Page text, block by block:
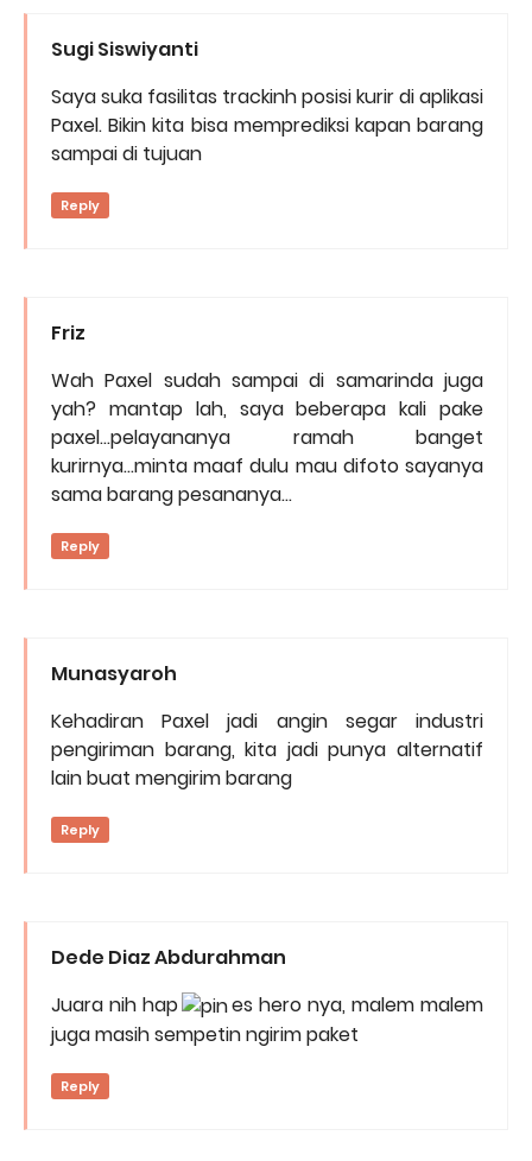
Sugi Siswiyanti
Saya suka fasilitas trackinh posisi kurir di aplikasi
Paxel. Bikin kita bisa memprediksi kapan barang
sampai di tujuan
Reply
Friz
Wah Paxel sudah sampai di samarinda juga
yah? mantap lah, saya beberapa kali pake
paxel...pelayananya ramah banget
kurirnya...minta maaf dulu mau difoto sayanya
sama barang pesananya...
Reply
Munasyaroh
Kehadiran Paxel jadi angin segar industri
pengiriman barang, kita jadi punya alternatif
lain buat mengirim barang
Reply
Dede Diaz Abdurahman
Juara nih hap
es hero nya, malem malem
juga masih sempetin ngirim paket
Reply